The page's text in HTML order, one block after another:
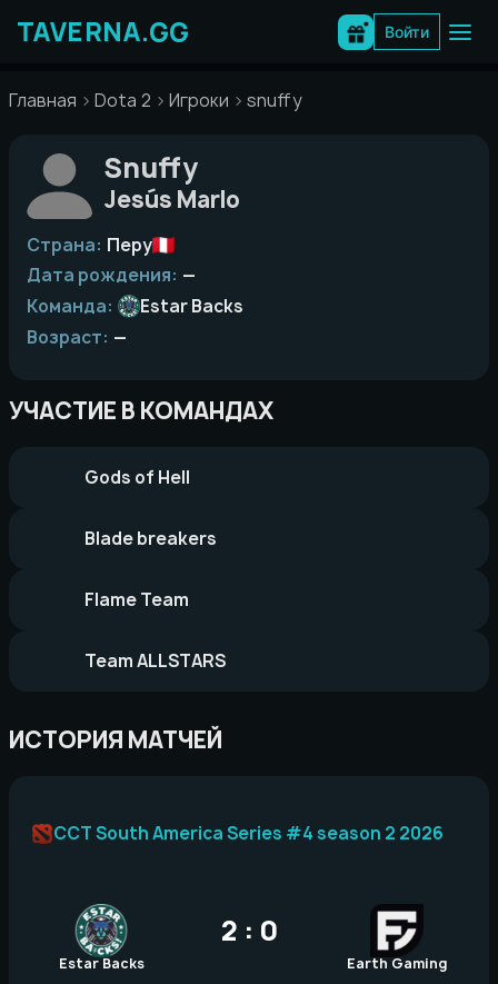
содержимому
Войти
Главная Dota 2 Игроки snuffy
Snuffy
Jesús Marlo
Страна: Перу
Дата рождения: —
Команда:
Estar Backs
Возраст: —
УЧАСТИЕ В КОМАНДАХ
Gods of Hell
Blade breakers
Flame Team
Team ALLSTARS
ИСТОРИЯ МАТЧЕЙ
Estar Backs
2 : 0
Earth Gaming
CCT South America Series #4 season 2 2026